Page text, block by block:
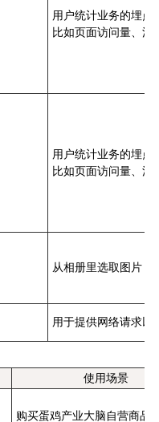
用户统计业务的埋点
比如页面访问量、活
用户统计业务的埋点
比如页面访问量、活
从相册里选取图片
用于提供网络请求以
使用场景
购买蛋鸡产业大脑自营商品